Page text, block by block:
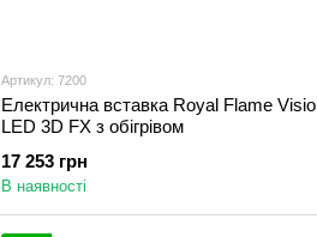
Артикул: 7200
Електрична вставка Royal Flame
LED 3D FX з обігрівом
17 253 грн
В наявності